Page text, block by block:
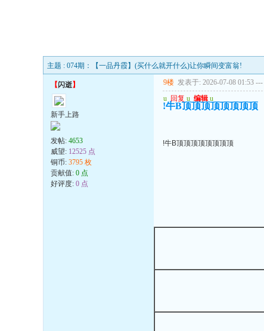
主题 : 074期：【一品丹霞】(买什么就开什么)让你瞬间变富翁!
【闪逝】
新手上路
发帖: 4653
威望: 12525 点
铜币: 3795 枚
贡献值: 0 点
好评度: 0 点
9楼 发表于: 2026-07-08 01:53 ---
u 回复 u 编辑 u
!牛B顶顶顶顶顶顶顶顶
!牛B顶顶顶顶顶顶顶顶